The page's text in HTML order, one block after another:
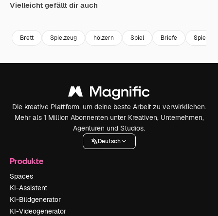
Vielleicht gefällt dir auch
Brett Spielzeug hölzern Spiel Briefe
Die kreative Plattform, um deine beste Arbeit zu verwirklichen.
Mehr als 1 Million Abonnenten unter Kreativen, Unternehmen,
Agenturen und Studios.
Deutsch
Produkte
Spaces
KI-Assistent
KI-Bildgenerator
KI-Videogenerator